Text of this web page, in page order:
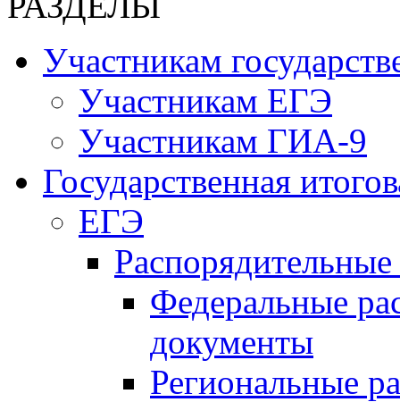
Участникам
Участникам ЕГЭ
Участникам ГИА-9
Государственная
ЕГЭ
Федеральные
документы
Региональные